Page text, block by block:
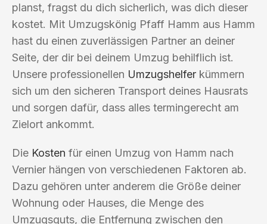
planst, fragst du dich sicherlich, was dich dieser
kostet. Mit Umzugskönig Pfaff Hamm aus Hamm
hast du einen zuverlässigen Partner an deiner
Seite, der dir bei deinem Umzug behilflich ist.
Unsere professionellen Umzugshelfer kümmern
sich um den sicheren Transport deines Hausrats
und sorgen dafür, dass alles termingerecht am
Zielort ankommt.
Die Kosten für einen Umzug von Hamm nach
Vernier hängen von verschiedenen Faktoren ab.
Dazu gehören unter anderem die Größe deiner
Wohnung oder Hauses, die Menge des
Umzugsguts, die Entfernung zwischen den